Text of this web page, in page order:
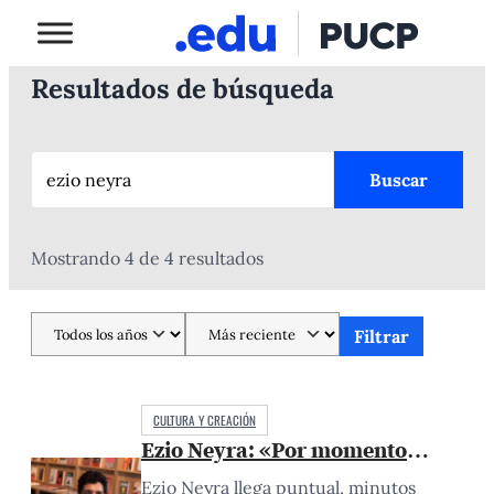
Resultados de búsqueda
Buscar
Mostrando 4 de 4 resultados
Filtrar
CULTURA Y CREACIÓN
Ezio Neyra: «Por momentos,
Ezio Neyra llega puntual, minutos